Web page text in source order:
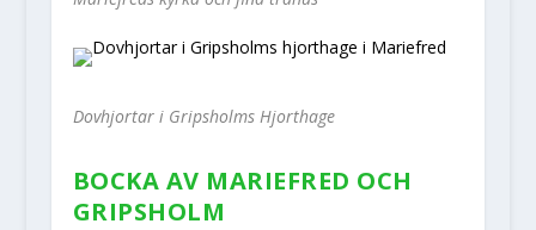
Dovhjortar i Gripsholms Hjorthage
BOCKA AV MARIEFRED OCH
GRIPSHOLM